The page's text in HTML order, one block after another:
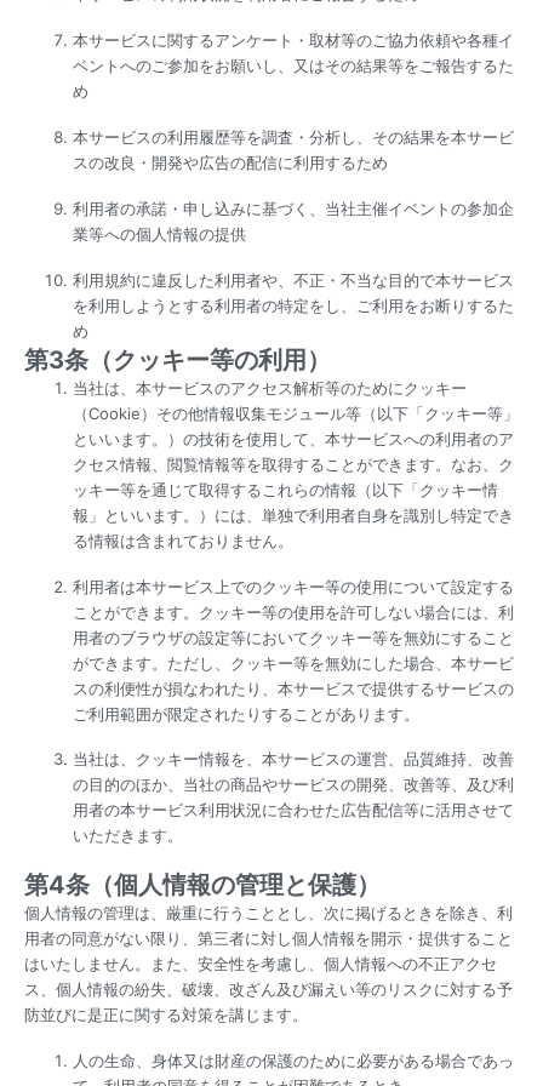
本サービスに関するアンケート・取材等のご協力依頼や各種イ
ベントへのご参加をお願いし、又はその結果等をご報告するた
め
本サービスの利用履歴等を調査・分析し、その結果を本サービ
スの改良・開発や広告の配信に利用するため
利用者の承諾・申し込みに基づく、当社主催イベントの参加企
業等への個人情報の提供
利用規約に違反した利用者や、不正・不当な目的で本サービス
を利用しようとする利用者の特定をし、ご利用をお断りするた
め
第3条（クッキー等の利用）
当社は、本サービスのアクセス解析等のためにクッキー
（Cookie）その他情報収集モジュール等（以下「クッキー等」
といいます。）の技術を使用して、本サービスへの利用者のア
クセス情報、閲覧情報等を取得することができます。なお、ク
ッキー等を通じて取得するこれらの情報（以下「クッキー情
報」といいます。）には、単独で利用者自身を識別し特定でき
る情報は含まれておりません。
利用者は本サービス上でのクッキー等の使用について設定する
ことができます。クッキー等の使用を許可しない場合には、利
用者のブラウザの設定等においてクッキー等を無効にすること
ができます。ただし、クッキー等を無効にした場合、本サービ
スの利便性が損なわれたり、本サービスで提供するサービスの
ご利用範囲が限定されたりすることがあります。
当社は、クッキー情報を、本サービスの運営、品質維持、改善
の目的のほか、当社の商品やサービスの開発、改善等、及び利
用者の本サービス利用状況に合わせた広告配信等に活用させて
いただきます。
第4条（個人情報の管理と保護）
個人情報の管理は、厳重に行うこととし、次に掲げるときを除き、利
用者の同意がない限り、第三者に対し個人情報を開示・提供すること
はいたしません。また、安全性を考慮し、個人情報への不正アクセ
ス、個人情報の紛失、破壊、改ざん及び漏えい等のリスクに対する予
防並びに是正に関する対策を講じます。
人の生命、身体又は財産の保護のために必要がある場合であっ